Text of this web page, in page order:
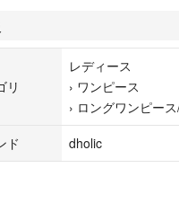
リ
レディース
› ワンピース
› ロングワンピー
ド
dholic